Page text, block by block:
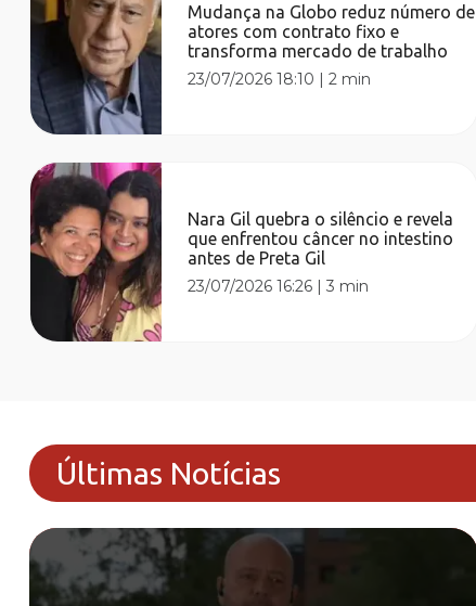
Mudança na Globo reduz número de
atores com contrato fixo e
transforma mercado de trabalho
23/07/2026 18:10 |2 min
Nara Gil quebra o silêncio e revela
que enfrentou câncer no intestino
antes de Preta Gil
23/07/2026 16:26 |3 min
Últimas Notícias